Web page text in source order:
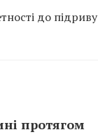
до підриву
протягом